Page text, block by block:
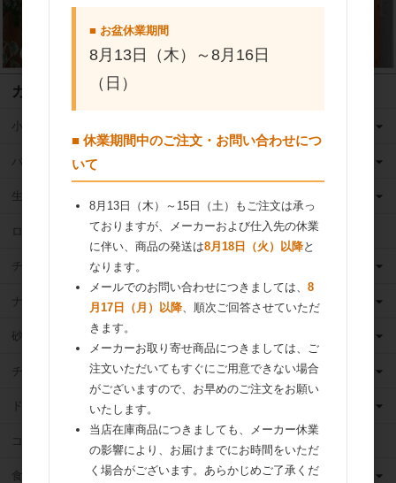
カテゴリ
小麦粉
バター
生クリーム
ロングライフ牛乳
チーズ
ナッツ
砂糖
チョコレート
ドライフルーツ
食用油
■ お盆休業期間
8月13日（木）～8月16日
（日）
■ 休業期間中のご注文・お問い合わせにつ
いて
8月13日（木）～15日（土）もご注文は承っ
ておりますが、メーカーおよび仕入先の休業
に伴い、商品の発送は8月18日（火）以降と
なります。
メールでのお問い合わせにつきましては、 8
月17日（月）以降、順次ご回答させていただ
きます。
メーカーお取り寄せ商品につきましては、ご
注文いただいてもすぐにご用意できない場合
がございますので、お早めのご注文をお願い
いたします。
当店在庫商品につきましても、メーカー休業
の影響により、お届けまでにお時間をいただ
く場合がございます。あらかじめご了承くだ